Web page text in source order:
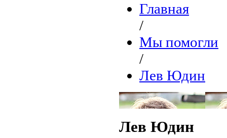
Главная
/
Мы помогли
/
Лев Юдин
Лев Юдин